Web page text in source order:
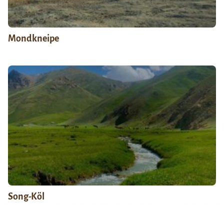
Mondkneipe
Song-Köl